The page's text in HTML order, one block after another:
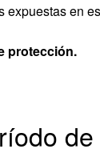
expuestas en
protección.